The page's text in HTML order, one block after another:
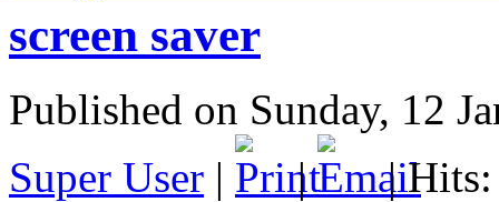
screen saver
Published on Sunday, 12
Super User | | | Hits: